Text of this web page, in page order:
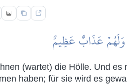
وَلَهُمۡ عَذَابٌ عَظِيمٌ
(wartet) die Hölle. Und
haben; für sie wird es